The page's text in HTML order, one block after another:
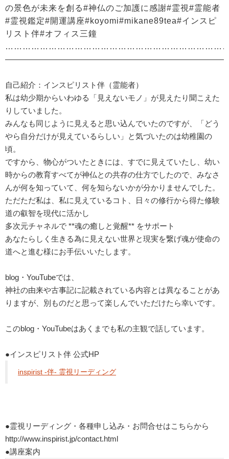
の景色が未来を創る#神仏のご加護に感謝#霊視#霊能者
#霊視鑑定#開運講座#koyomi#mikane89tea#インスピ
リスト伴#オフィス三鐘
自己紹介：インスピリスト伴（霊能者）
私は幼少期からいわゆる「見えないモノ」が見えたり聞こえた
りしていました。
みんなも同じように見えると思い込んでいたのですが、「どう
やら自分だけが見えているらしい」と気づいたのは幼稚園の
頃。
ですから、物心がついたときには、すでに見えていたし、幼い
時からの教育すべてが神仏との共存の仕方でしたので、みなさ
んが何を知っていて、何を知らないかが分かりませんでした。
ただただ私は、私に見えているコト、日々の修行から得た修験
道の叡智を現代に活かし
多次元チャネルで **魂の癒しと覚醒** をサポート
あなたらしく生きる為に見えない世界と現実を繋げ魂が使命の
道へと進む様にお手伝いいたします。
blog・YouTubeでは、
神社の由来や古事記に記載されている内容とは異なることがあ
りますが、別ものだと思って楽しんでいただけたら幸いです。
このblog・YouTubeはあくまでも私の主観で話しています。
●インスピリスト伴 公式HP
inspirist -伴- 霊視リーディング
●霊視リーディング・各種申し込み・お問合せはこちらから
http://www.inspirist.jp/contact.html
●講座案内